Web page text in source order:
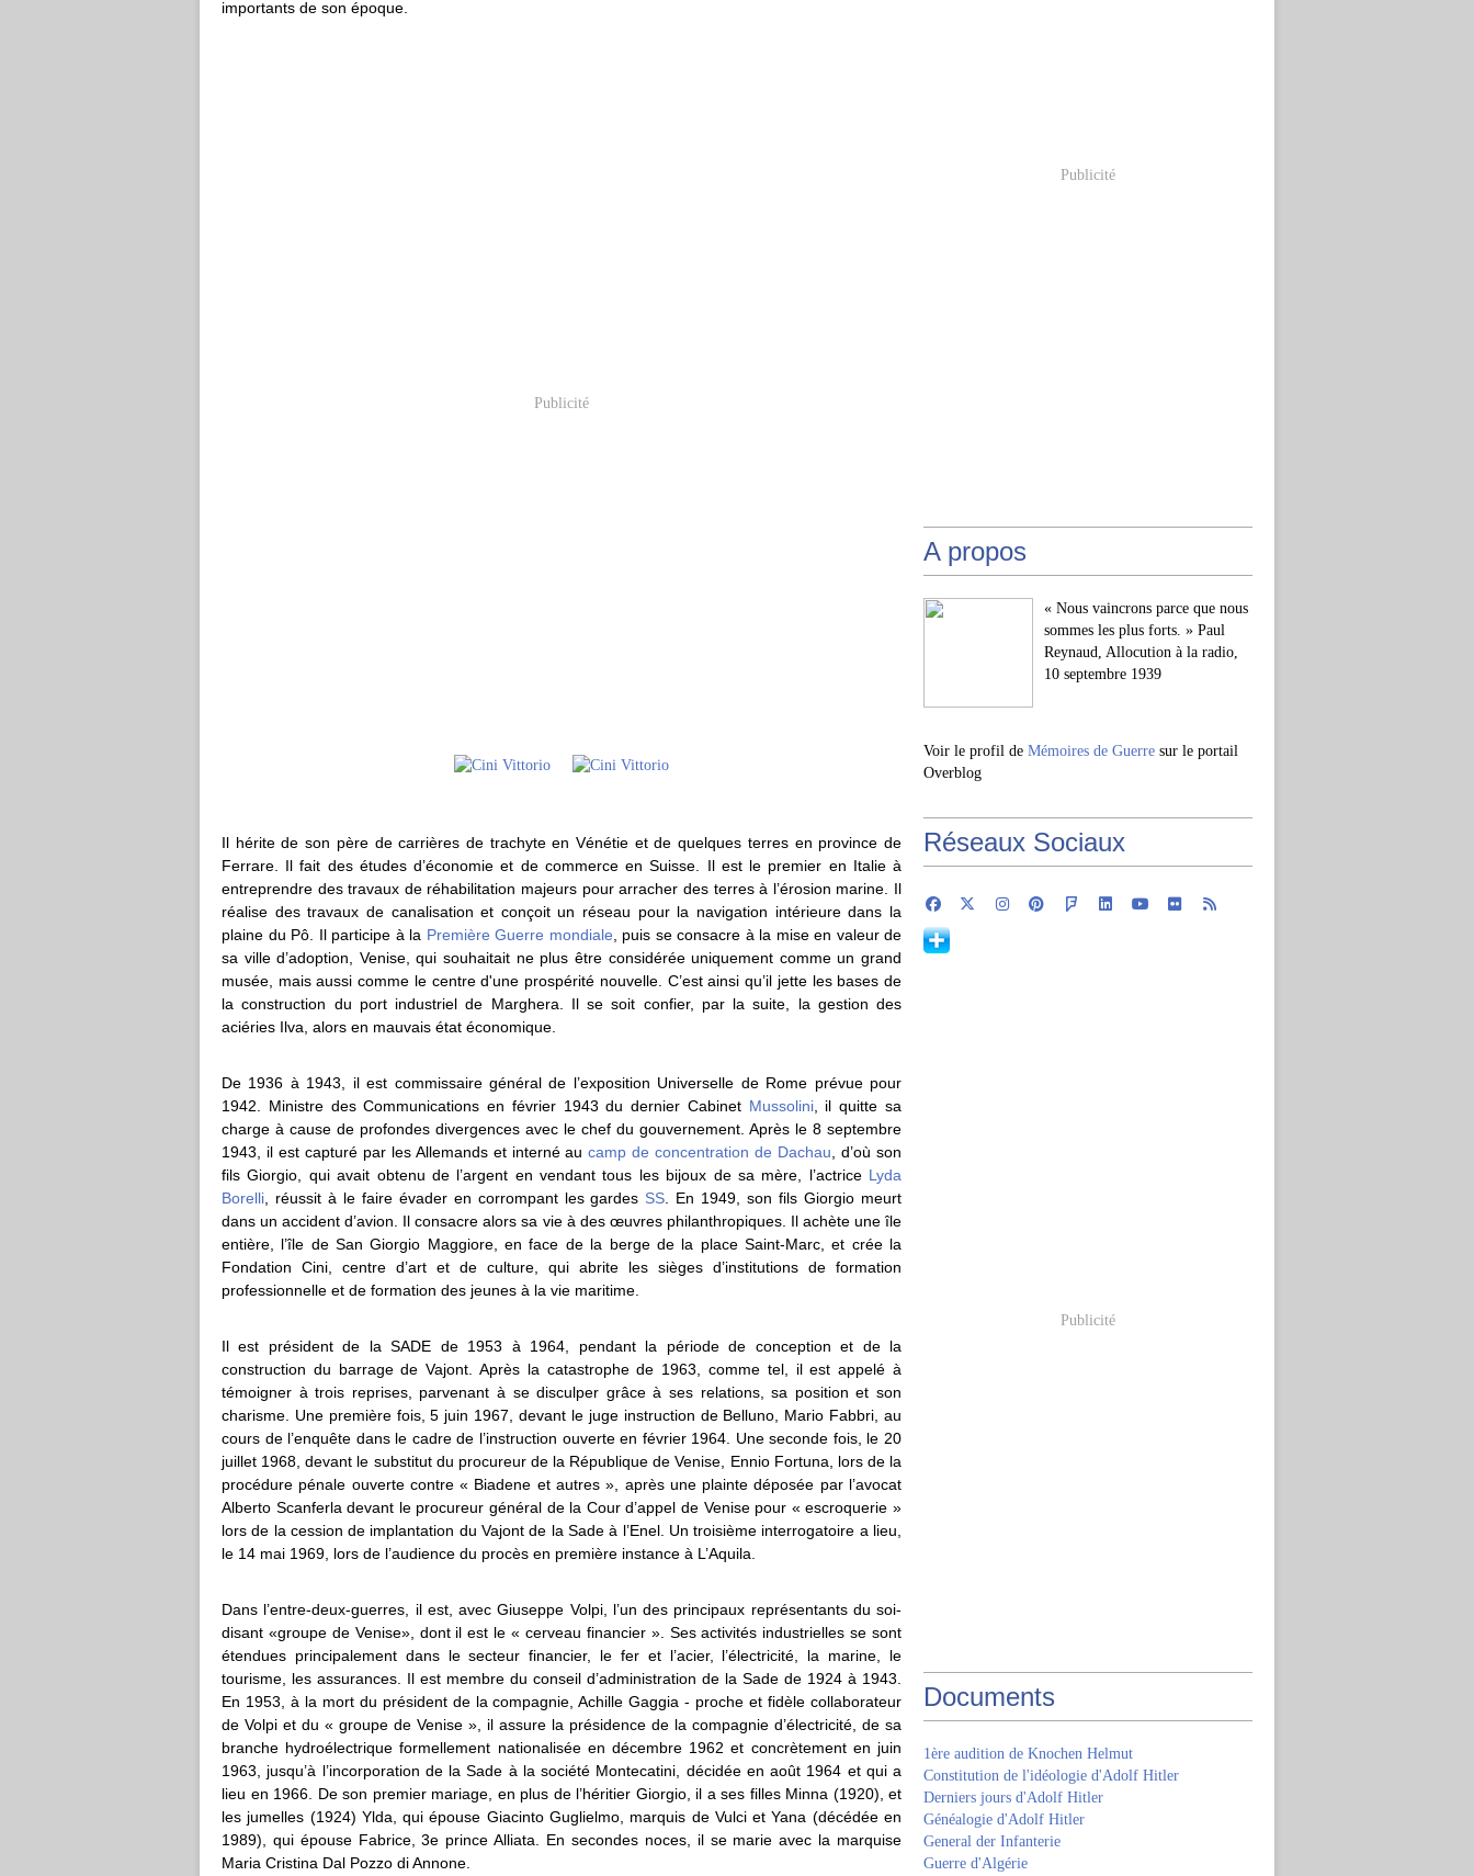
importants de son époque.
Publicité
Il hérite de son père de carrières de trachyte en Vénétie et de quelques terres en province de
Ferrare. Il fait des études d’économie et de commerce en Suisse. Il est le premier en Italie à
entreprendre des travaux de réhabilitation majeurs pour arracher des terres à l’érosion marine. Il
réalise des travaux de canalisation et conçoit un réseau pour la navigation intérieure dans la
plaine du Pô. Il participe à la Première Guerre mondiale , puis se consacre à la mise en valeur de
sa ville d’adoption, Venise, qui souhaitait ne plus être considérée uniquement comme un grand
musée, mais aussi comme le centre d'une prospérité nouvelle. C’est ainsi qu’il jette les bases de
la construction du port industriel de Marghera. Il se soit confier, par la suite, la gestion des
aciéries Ilva, alors en mauvais état économique.
De 1936 à 1943, il est commissaire général de l’exposition Universelle de Rome prévue pour
1942. Ministre des Communications en février 1943 du dernier Cabinet Mussolini, il quitte sa
charge à cause de profondes divergences avec le chef du gouvernement. Après le 8 septembre
1943, il est capturé par les Allemands et interné aucamp de concentration de Dachau , d’où son
fils Giorgio, qui avait obtenu de l’argent en vendant tous les bijoux de sa mère, l’actrice Lyda
Borelli , réussit à le faire évader en corrompant les gardes SS . En 1949, son fils Giorgio meurt
dans un accident d’avion. Il consacre alors sa vie à des œuvres philanthropiques. Il achète une île
entière, l’île de San Giorgio Maggiore, en face de la berge de la place Saint-Marc, et crée la
Fondation Cini, centre d’art et de culture, qui abrite les sièges d’institutions de formation
professionnelle et de formation des jeunes à la vie maritime.
Il est président de la SADE de 1953 à 1964, pendant la période de conception et de la
construction du barrage de Vajont. Après la catastrophe de 1963, comme tel, il est appelé à
témoigner à trois reprises, parvenant à se disculper grâce à ses relations, sa position et son
charisme. Une première fois, 5 juin 1967, devant le juge instruction de Belluno, Mario Fabbri, au
cours de l’enquête dans le cadre de l’instruction ouverte en février 1964. Une seconde fois, le 20
juillet 1968, devant le substitut du procureur de la République de Venise, Ennio Fortuna, lors de la
procédure pénale ouverte contre « Biadene et autres », après une plainte déposée par l’avocat
Alberto Scanferla devant le procureur général de la Cour d’appel de Venise pour « escroquerie »
lors de la cession de implantation du Vajont de la Sade à l’Enel. Un troisième interrogatoire a lieu,
le 14 mai 1969, lors de l’audience du procès en première instance à L’Aquila.
Dans l’entre-deux-guerres, il est, avec Giuseppe Volpi, l’un des principaux représentants du soi-
disant «groupe de Venise», dont il est le « cerveau financier ». Ses activités industrielles se sont
étendues principalement dans le secteur financier, le fer et l’acier, l’électricité, la marine, le
tourisme, les assurances. Il est membre du conseil d’administration de la Sade de 1924 à 1943.
En 1953, à la mort du président de la compagnie, Achille Gaggia - proche et fidèle collaborateur
de Volpi et du « groupe de Venise », il assure la présidence de la compagnie d’électricité, de sa
branche hydroélectrique formellement nationalisée en décembre 1962 et concrètement en juin
1963, jusqu’à l’incorporation de la Sade à la société Montecatini, décidée en août 1964 et qui a
lieu en 1966. De son premier mariage, en plus de l’héritier Giorgio, il a ses filles Minna (1920), et
les jumelles (1924) Ylda, qui épouse Giacinto Guglielmo, marquis de Vulci et Yana (décédée en
1989), qui épouse Fabrice, 3e prince Alliata. En secondes noces, il se marie avec la marquise
Maria Cristina Dal Pozzo di Annone.
Publicité
A propos
« Nous vaincrons parce que nous
sommes les plus forts. » Paul
Reynaud, Allocution à la radio,
10 septembre 1939
Voir le profil de Mémoires de Guerre sur le portail
Overblog
Réseaux Sociaux
Publicité
Documents
1ère audition de Knochen Helmut
Constitution de l'idéologie d'Adolf Hitler
Derniers jours d'Adolf Hitler
Généalogie d'Adolf Hitler
General der Infanterie
Guerre d'Algérie